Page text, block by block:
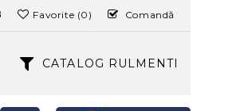
Favorite (0) Comandă
CATALOG RULMENTI